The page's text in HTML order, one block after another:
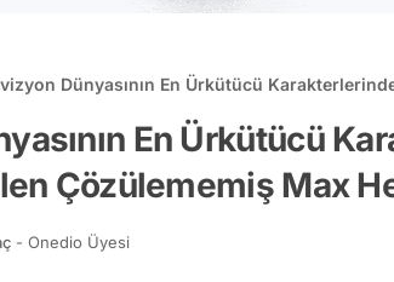
Dünyasının En Ürkütücü
En Ürkütücü
Çözülememiş Max
- Onedio Üyesi